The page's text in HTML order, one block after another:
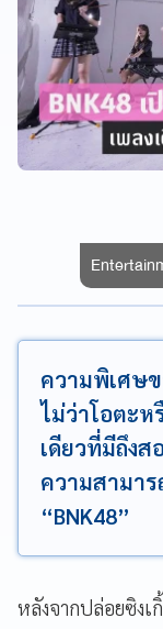
ความพิเศษข
ไม่ว่าโอตะห
เดียวที่มีถึงส
ความสามา
“BNK48”
หลังจากปล่อยซิงเ